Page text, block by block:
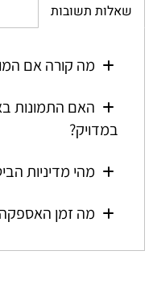
שאלות תשובות
מה קורה אם
האם התמונות
במדויק?
מהי מדיניות
מה זמן